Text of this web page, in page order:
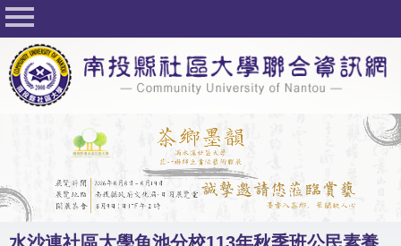
回首頁
關於社大
公佈欄
活動花絮